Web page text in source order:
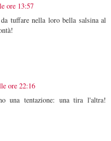
ore 13:57
tuffare nella loro bella salsina al
ore 22:16
una tentazione: una tira l'altra!